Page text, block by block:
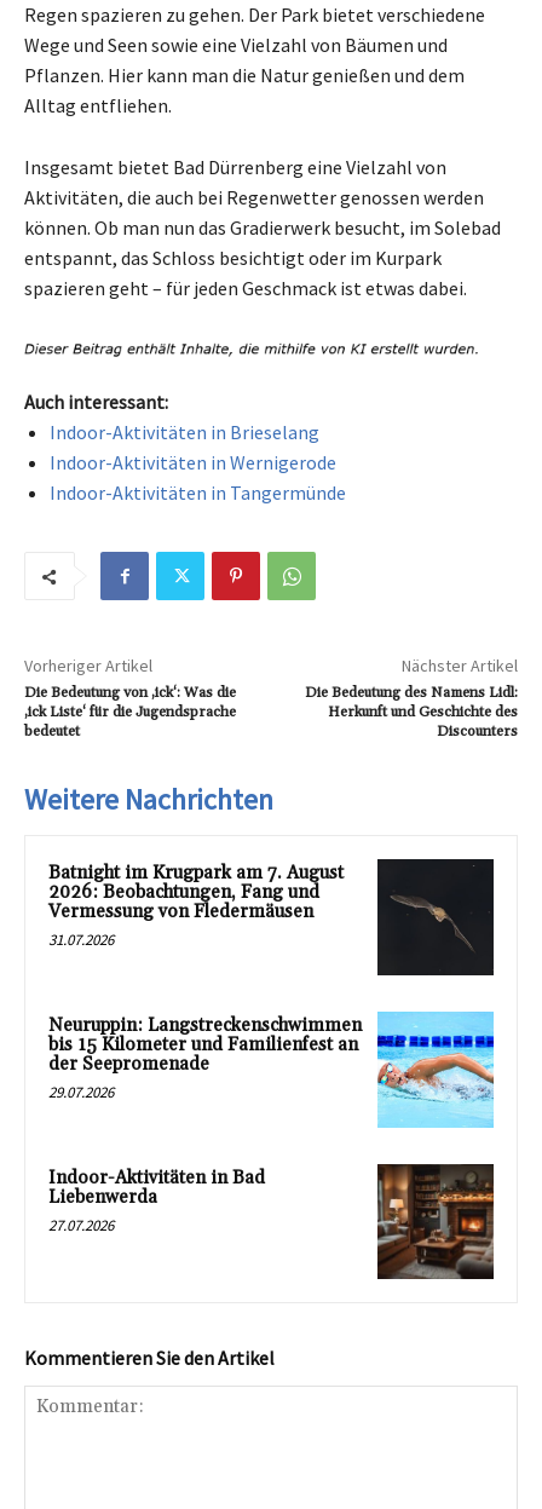
Regen spazieren zu gehen. Der Park bietet verschiedene
Wege und Seen sowie eine Vielzahl von Bäumen und
Pflanzen. Hier kann man die Natur genießen und dem
Alltag entfliehen.
Insgesamt bietet Bad Dürrenberg eine Vielzahl von
Aktivitäten, die auch bei Regenwetter genossen werden
können. Ob man nun das Gradierwerk besucht, im Solebad
entspannt, das Schloss besichtigt oder im Kurpark
spazieren geht – für jeden Geschmack ist etwas dabei.
Auch interessant:
Indoor-Aktivitäten in Brieselang
Indoor-Aktivitäten in Wernigerode
Indoor-Aktivitäten in Tangermünde
Vorheriger Artikel
Die Bedeutung von ‚ick‘: Was die
‚ick Liste‘ für die Jugendsprache
bedeutet
Nächster Artikel
Die Bedeutung des Namens Lidl:
Herkunft und Geschichte des
Discounters
Weitere Nachrichten
Batnight im Krugpark am 7. August
2026: Beobachtungen, Fang und
Vermessung von Fledermäusen
31.07.2026
Neuruppin: Langstreckenschwimmen
bis 15 Kilometer und Familienfest an
der Seepromenade
29.07.2026
Indoor-Aktivitäten in Bad
Liebenwerda
27.07.2026
Kommentieren Sie den Artikel